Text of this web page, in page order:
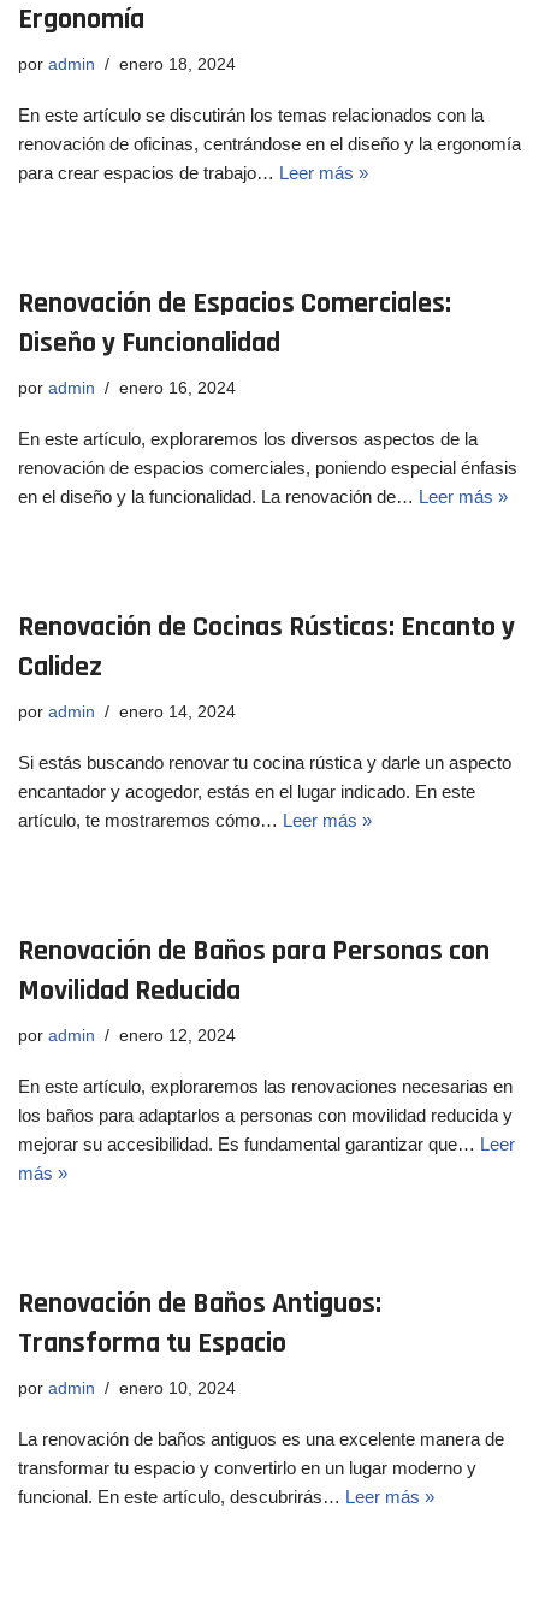
Ergonomía
por admin enero 18, 2024
En este artículo se discutirán los temas relacionados con la
renovación de oficinas, centrándose en el diseño y la ergonomía
para crear espacios de trabajo… Leer más »
Renovación de Espacios Comerciales:
Diseño y Funcionalidad
por admin enero 16, 2024
En este artículo, exploraremos los diversos aspectos de la
renovación de espacios comerciales, poniendo especial énfasis
en el diseño y la funcionalidad. La renovación de… Leer más »
Renovación de Cocinas Rústicas: Encanto y
Calidez
por admin enero 14, 2024
Si estás buscando renovar tu cocina rústica y darle un aspecto
encantador y acogedor, estás en el lugar indicado. En este
artículo, te mostraremos cómo… Leer más »
Renovación de Baños para Personas con
Movilidad Reducida
por admin enero 12, 2024
En este artículo, exploraremos las renovaciones necesarias en
los baños para adaptarlos a personas con movilidad reducida y
mejorar su accesibilidad. Es fundamental garantizar que… Leer
más »
Renovación de Baños Antiguos:
Transforma tu Espacio
por admin enero 10, 2024
La renovación de baños antiguos es una excelente manera de
transformar tu espacio y convertirlo en un lugar moderno y
funcional. En este artículo, descubrirás… Leer más »